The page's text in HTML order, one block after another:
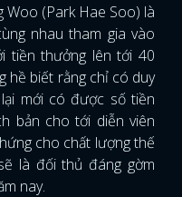
Woo (Park Hae Soo) là
nhau tham gia vào
tiền thưởng lên tới 40
hề biết rằng chỉ có duy
mới có được số tiền
bản cho tới diễn viên
cho chất lượng thế
là đối thủ đáng gờm
nay.